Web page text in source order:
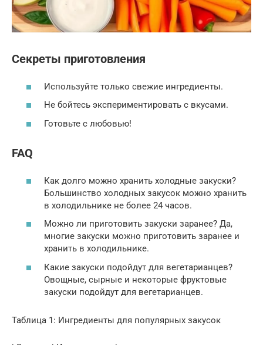
Секреты приготовления
Используйте только свежие ингредиенты.
Не бойтесь экспериментировать с вкусами.
Готовьте с любовью!
FAQ
Как долго можно хранить холодные закуски?
Большинство холодных закусок можно хранить
в холодильнике не более 24 часов.
Можно ли приготовить закуски заранее? Да,
многие закуски можно приготовить заранее и
хранить в холодильнике.
Какие закуски подойдут для вегетарианцев?
Овощные, сырные и некоторые фруктовые
закуски подойдут для вегетарианцев.
Таблица 1: Ингредиенты для популярных закусок